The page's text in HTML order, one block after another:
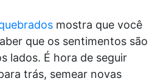
mostra que você
que os sentimentos são
lados. É hora de seguir
trás, semear novas